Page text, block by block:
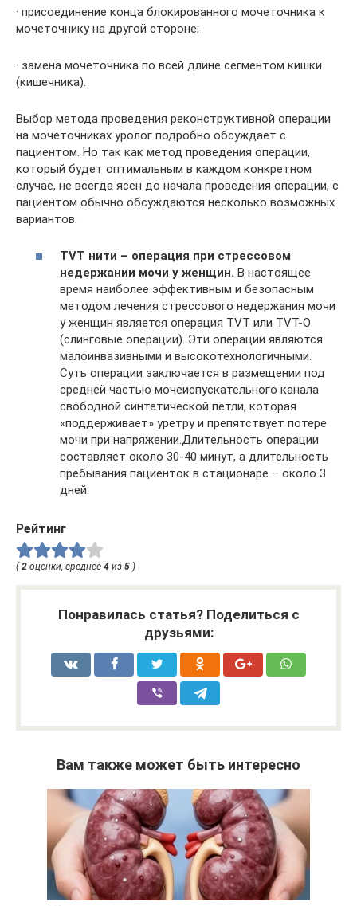
· присоединение конца блокированного мочеточника к
мочеточнику на другой стороне;
· замена мочеточника по всей длине сегментом кишки
(кишечника).
Выбор метода проведения реконструктивной операции
на мочеточниках уролог подробно обсуждает с
пациентом. Но так как метод проведения операции,
который будет оптимальным в каждом конкретном
случае, не всегда ясен до начала проведения операции, с
пациентом обычно обсуждаются несколько возможных
вариантов.
TVT нити – операция при стрессовом
недержании мочи у женщин. В настоящее
время наиболее эффективным и безопасным
методом лечения стрессового недержания мочи
у женщин является операция TVT или TVT-O
(слинговые операции). Эти операции являются
малоинвазивными и высокотехнологичными.
Суть операции заключается в размещении под
средней частью мочеиспускательного канала
свободной синтетической петли, которая
«поддерживает» уретру и препятствует потере
мочи при напряжении.Длительность операции
составляет около 30-40 минут, а длительность
пребывания пациенток в стационаре – около 3
дней.
Рейтинг
( 2 оценки, среднее 4 из 5 )
Понравилась статья? Поделиться с
друзьями:
Вам также может быть интересно